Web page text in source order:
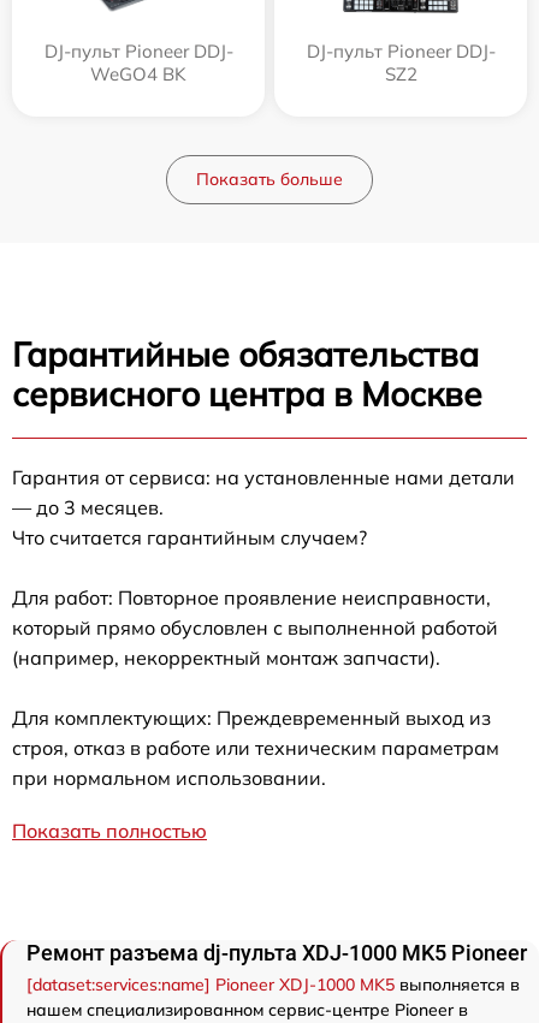
DJ-пульт Pioneer DDJ-
WeGO4 BK
DJ-пульт Pioneer DDJ-
SZ2
Показать больше
Гарантийные обязательства
сервисного центра в Москве
Гарантия от сервиса: на установленные нами детали
— до 3 месяцев.
Что считается гарантийным случаем?
Для работ: Повторное проявление неисправности,
который прямо обусловлен с выполненной работой
(например, некорректный монтаж запчасти).
Для комплектующих: Преждевременный выход из
строя, отказ в работе или техническим параметрам
при нормальном использовании.
Показать полностью
Ремонт разъема dj-пульта XDJ-1000 MK5 Pioneer
[dataset:services:name] Pioneer XDJ-1000 MK5 выполняется в
нашем специализированном сервис-центре Pioneer в